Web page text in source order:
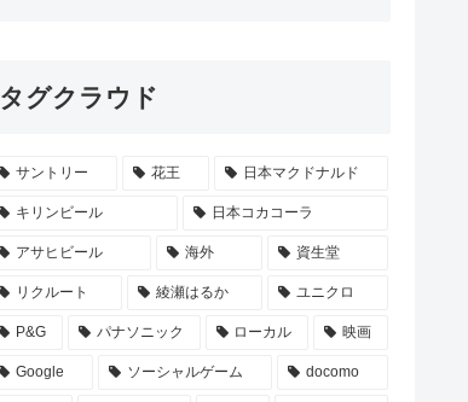
タグクラウド
サントリー 花王 日本マクドナルド
キリンビール 日本コカコーラ
アサヒビール 海外 資生堂
リクルート 綾瀬はるか ユニクロ
P&G パナソニック ローカル 映画
Google ソーシャルゲーム docomo